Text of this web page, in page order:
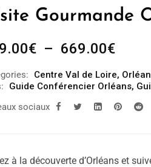
Gourmande
€ – 669.00€Plage
prix :
à
Centre Val de Loire,
Guide Conférencier Orléans,
sociaux
à la découverte d’Orléans et